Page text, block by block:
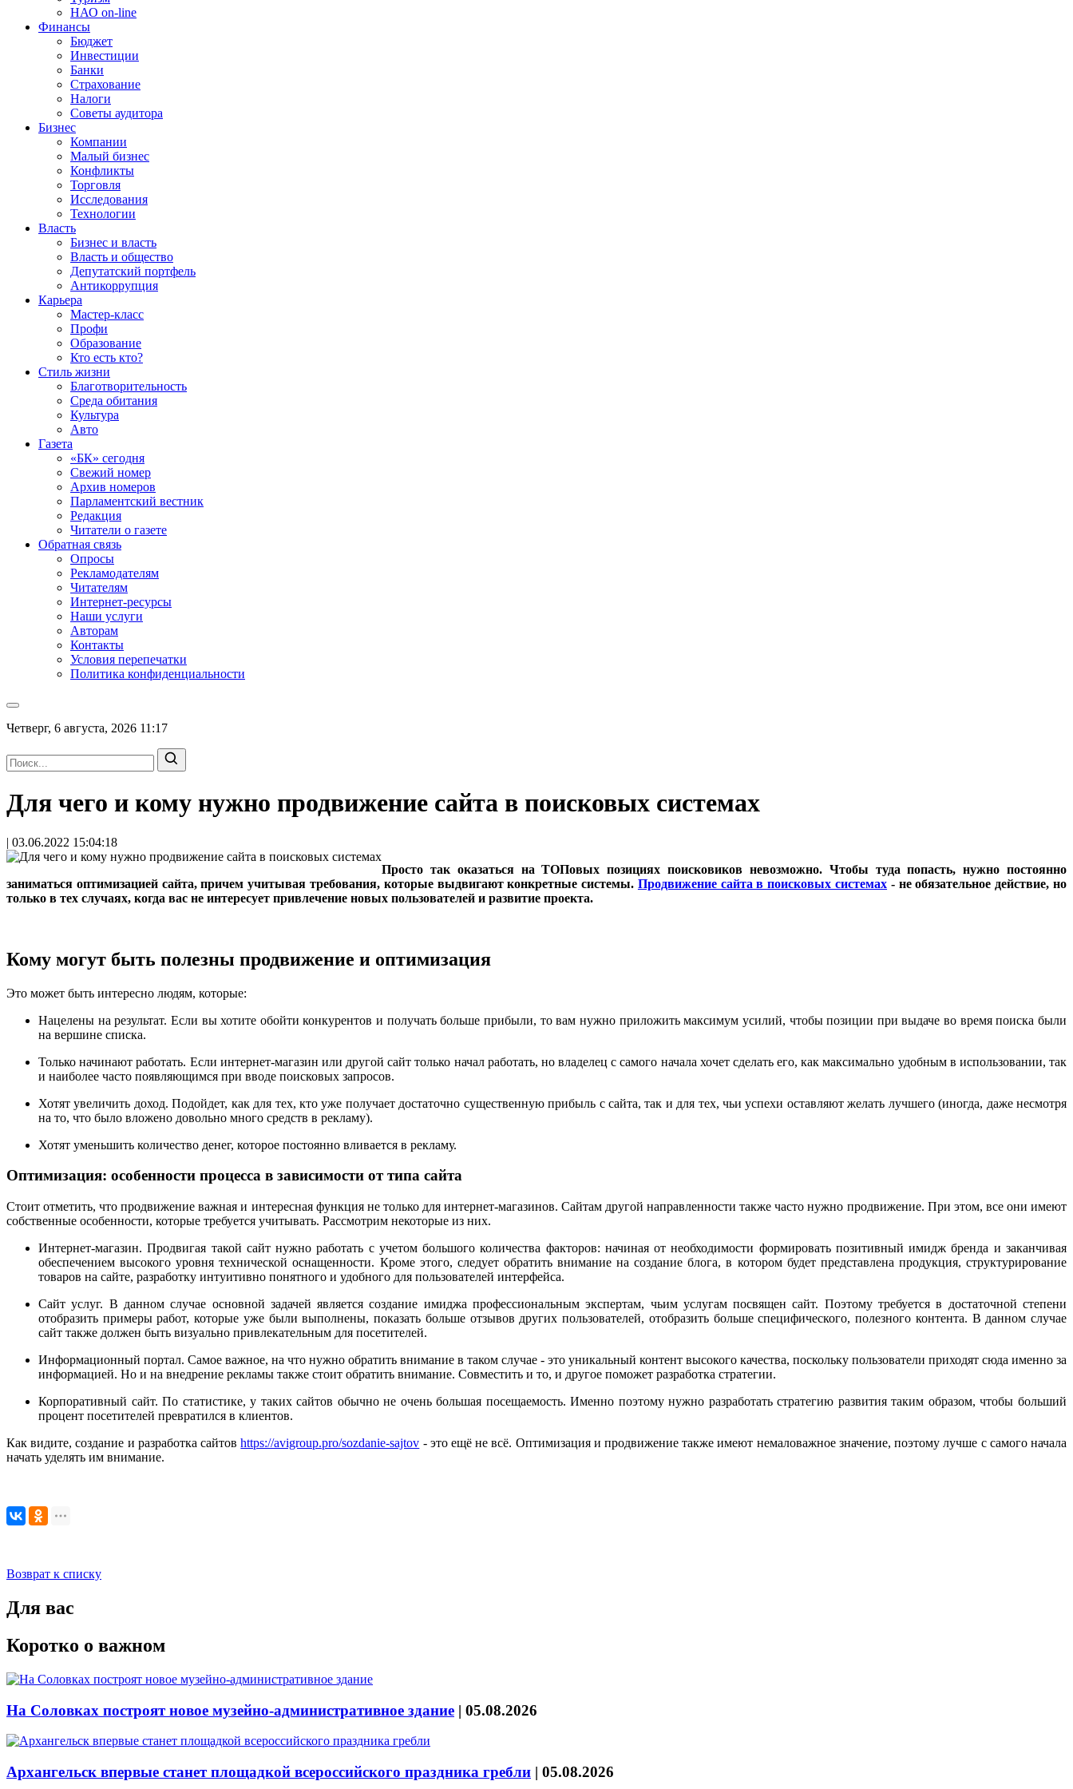
НАО on-line
Финансы
Бюджет
Инвестиции
Банки
Страхование
Налоги
Советы аудитора
Бизнес
Компании
Малый бизнес
Конфликты
Торговля
Исследования
Технологии
Власть
Бизнес и власть
Власть и общество
Депутатский портфель
Антикоррупция
Карьера
Мастер-класс
Профи
Образование
Кто есть кто?
Стиль жизни
Благотворительность
Среда обитания
Культура
Авто
Газета
«БК» сегодня
Свежий номер
Архив номеров
Парламентский вестник
Редакция
Читатели о газете
Обратная связь
Опросы
Рекламодателям
Читателям
Интернет-ресурсы
Наши услуги
Авторам
Контакты
Условия перепечатки
Политика конфиденциальности
Четверг, 6 августа, 2026 11:17
Для чего и кому нужно продвижение сайта в поисковых системах
| 03.06.2022 15:04:18
Просто так оказаться на ТОПовых позициях поисковиков невозможно. Чтобы туда попасть, нужно постоянно
заниматься оптимизацией сайта, причем учитывая требования, которые выдвигают конкретные системы. Продвижение сайта в поисковых системах - не обязательное действие, но
только в тех случаях, когда вас не интересует привлечение новых пользователей и развитие проекта.
Кому могут быть полезны продвижение и оптимизация
Это может быть интересно людям, которые:
Нацелены на результат. Если вы хотите обойти конкурентов и получать больше прибыли, то вам нужно приложить максимум усилий, чтобы позиции при выдаче во время поиска были
на вершине списка.
Только начинают работать. Если интернет-магазин или другой сайт только начал работать, но владелец с самого начала хочет сделать его, как максимально удобным в использовании, так
и наиболее часто появляющимся при вводе поисковых запросов.
Хотят увеличить доход. Подойдет, как для тех, кто уже получает достаточно существенную прибыль с сайта, так и для тех, чьи успехи оставляют желать лучшего (иногда, даже несмотря
на то, что было вложено довольно много средств в рекламу).
Хотят уменьшить количество денег, которое постоянно вливается в рекламу.
Оптимизация: особенности процесса в зависимости от типа сайта
Стоит отметить, что продвижение важная и интересная функция не только для интернет-магазинов. Сайтам другой направленности также часто нужно продвижение. При этом, все они имеют
собственные особенности, которые требуется учитывать. Рассмотрим некоторые из них.
Интернет-магазин. Продвигая такой сайт нужно работать с учетом большого количества факторов: начиная от необходимости формировать позитивный имидж бренда и заканчивая
обеспечением высокого уровня технической оснащенности. Кроме этого, следует обратить внимание на создание блога, в котором будет представлена продукция, структурирование
товаров на сайте, разработку интуитивно понятного и удобного для пользователей интерфейса.
Сайт услуг. В данном случае основной задачей является создание имиджа профессиональным экспертам, чьим услугам посвящен сайт. Поэтому требуется в достаточной степени
отобразить примеры работ, которые уже были выполнены, показать больше отзывов других пользователей, отобразить больше специфического, полезного контента. В данном случае
сайт также должен быть визуально привлекательным для посетителей.
Информационный портал. Самое важное, на что нужно обратить внимание в таком случае - это уникальный контент высокого качества, поскольку пользователи приходят сюда именно за
информацией. Но и на внедрение рекламы также стоит обратить внимание. Совместить и то, и другое поможет разработка стратегии.
Корпоративный сайт. По статистике, у таких сайтов обычно не очень большая посещаемость. Именно поэтому нужно разработать стратегию развития таким образом, чтобы больший
процент посетителей превратился в клиентов.
Как видите, создание и разработка сайтовhttps://avigroup.pro/sozdanie-sajtov - это ещё не всё. Оптимизация и продвижение также имеют немаловажное значение, поэтому лучше с самого начала
начать уделять им внимание.
Возврат к списку
Для вас
Коротко о важном
На Соловках построят новое музейно-административное здание | 05.08.2026
Архангельск впервые станет площадкой всероссийского праздника гребли | 05.08.2026